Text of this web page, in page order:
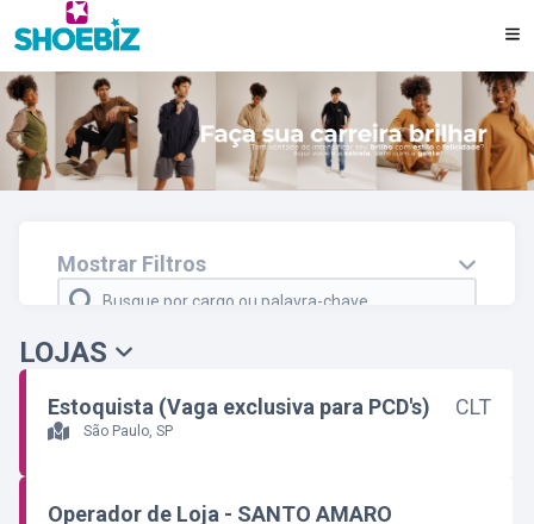
REDES SOCIAIS
VALORES
Faça parte do nosso Banco de Talentos
Mostrar Filtros
Cidade e/ou estado
Departamento
LOJAS
Estoquista (Vaga exclusiva para PCD's) CLT
São Paulo, SP
Operador de Loja - SANTO AMARO